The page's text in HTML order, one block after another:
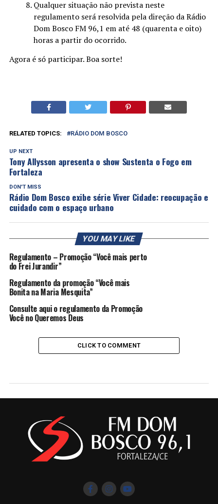
Qualquer situação não prevista neste
regulamento será resolvida pela direção da Rádio
Dom Bosco FM 96,1 em até 48 (quarenta e oito)
horas a partir do ocorrido.
Agora é só participar. Boa sorte!
RELATED TOPICS: RÁDIO DOM BOSCO
UP NEXT
Tony Allysson apresenta o show Sustenta o Fogo em
Fortaleza
DON'T MISS
Rádio Dom Bosco exibe série Viver Cidade: reocupação e
cuidado com o espaço urbano
YOU MAY LIKE
Regulamento – Promoção “Você mais perto
do Frei Jurandir”
Regulamento da promoção “Você mais
Bonita na Maria Mesquita”
Consulte aqui o regulamento da Promoção
Você no Queremos Deus
CLICK TO COMMENT